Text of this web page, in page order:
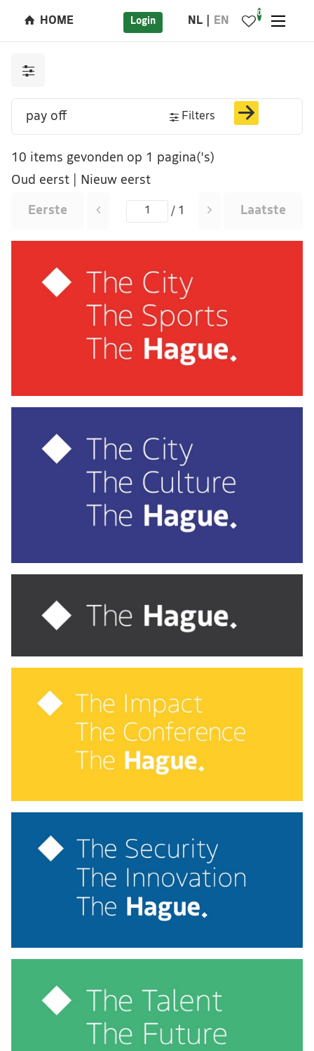
HOME Login NL EN
0
Filters
10 items gevonden op 1 pagina('s)
Oud eerst
Nieuw eerst
Eerste / 1 Laatste